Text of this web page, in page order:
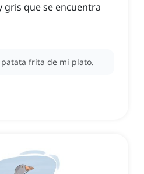
gris que se encuentra
frita de mi plato.